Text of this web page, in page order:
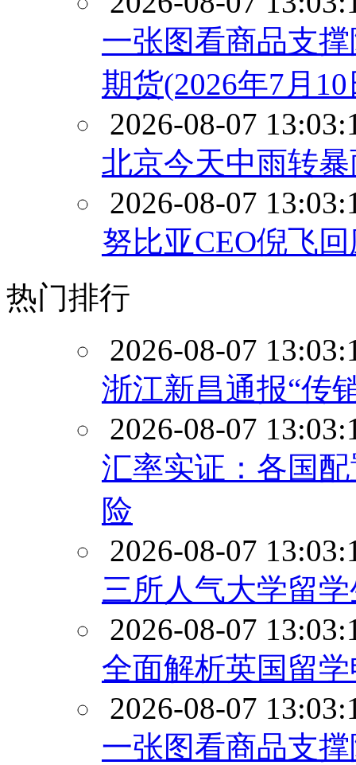
一张图看商品支
期货(2026年7月10
2026-08-07
北京今天中雨转
2026-08-07
努比亚CEO倪飞
热门排行
2026-08-07
浙江新昌通报“传
2026-08-07
汇率实证：各国
险
2026-08-07
三所人气大学留
2026-08-07
全面解析英国留
2026-08-07
一张图看商品支